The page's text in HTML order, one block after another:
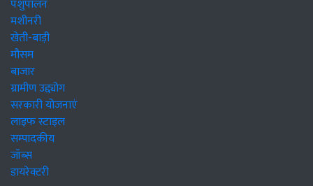
पशुपालन
मशीनरी
खेती-बाड़ी
मौसम
बाजार
ग्रामीण उद्द्योग
सरकारी योजनाएं
लाइफ स्टाइल
सम्पादकीय
जॉब्स
डायरेक्टरी